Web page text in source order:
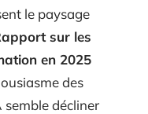
le paysage
sur les
en 2025
des
semble décliner